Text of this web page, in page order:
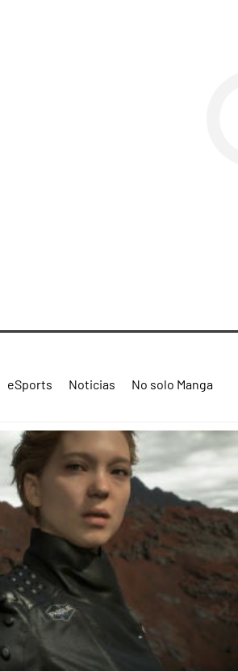
eSports Noticias No solo Manga